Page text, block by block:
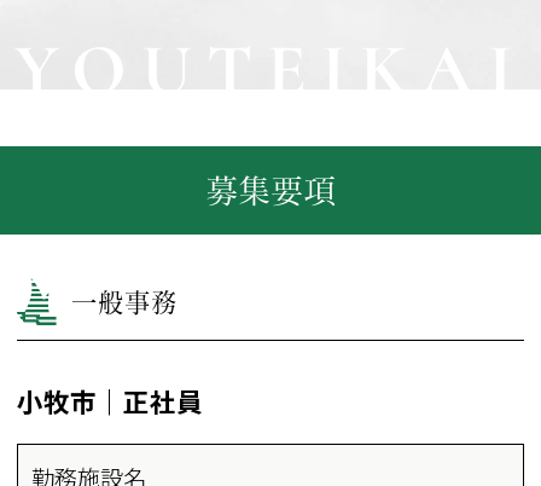
募集要項
一般事務
小牧市｜正社員
勤務施設名